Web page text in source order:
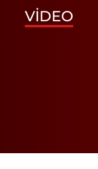
VIDEO